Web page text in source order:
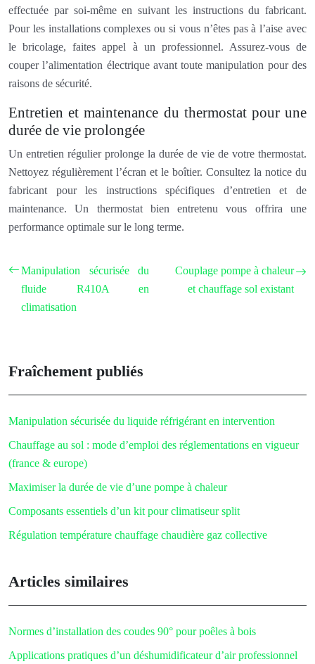
effectuée par soi-même en suivant les instructions du fabricant.
Pour les installations complexes ou si vous n’êtes pas à l’aise avec
le bricolage, faites appel à un professionnel. Assurez-vous de
couper l’alimentation électrique avant toute manipulation pour des
raisons de sécurité.
Entretien et maintenance du thermostat pour une
durée de vie prolongée
Un entretien régulier prolonge la durée de vie de votre thermostat.
Nettoyez régulièrement l’écran et le boîtier. Consultez la notice du
fabricant pour les instructions spécifiques d’entretien et de
maintenance. Un thermostat bien entretenu vous offrira une
performance optimale sur le long terme.
Manipulation sécurisée du
fluide R410A en
climatisation
Couplage pompe à chaleur
et chauffage sol existant
Fraîchement publiés
Manipulation sécurisée du liquide réfrigérant en intervention
Chauffage au sol : mode d’emploi des réglementations en vigueur
(france & europe)
Maximiser la durée de vie d’une pompe à chaleur
Composants essentiels d’un kit pour climatiseur split
Régulation température chauffage chaudière gaz collective
Articles similaires
Normes d’installation des coudes 90° pour poêles à bois
Applications pratiques d’un déshumidificateur d’air professionnel